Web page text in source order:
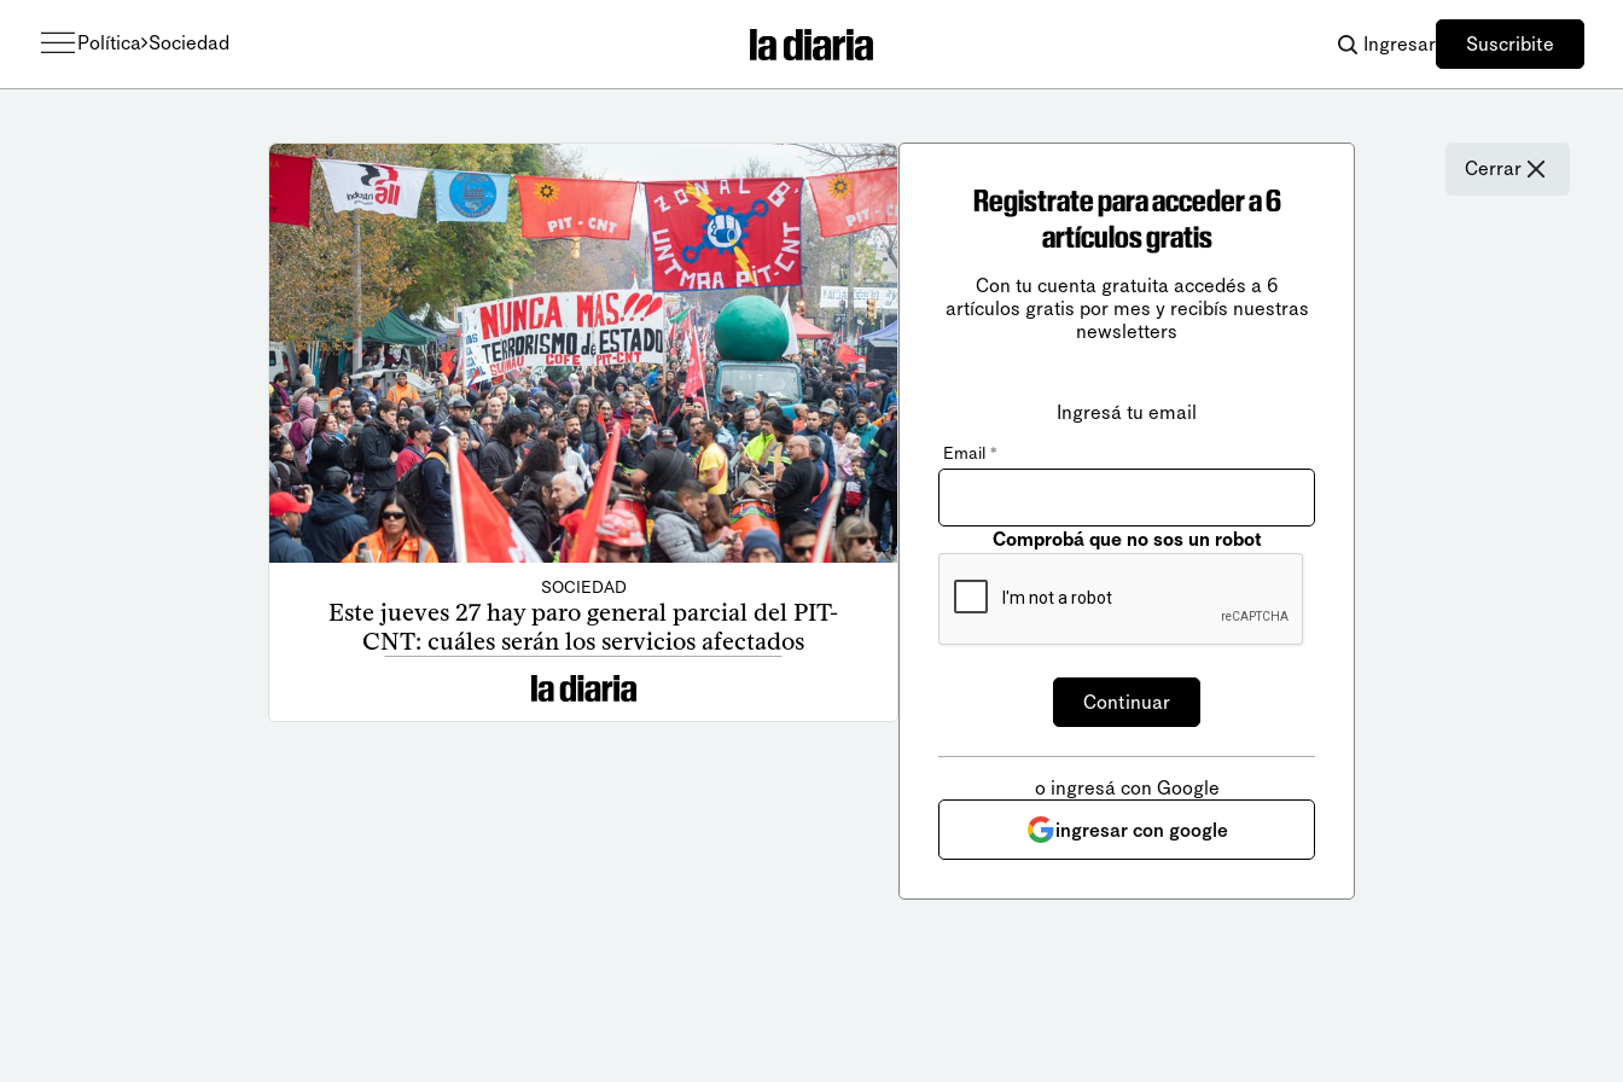
Política Sociedad Ingresar Suscribite
SOCIEDAD
Este jueves 27 hay paro general parcial del PIT-
CNT: cuáles serán los servicios afectados
Cerrar
Registrate para acceder a 6
artículos gratis
Con tu cuenta gratuita accedés a 6
artículos gratis por mes y recibís nuestras
newsletters
Ingresá tu email
Email *
Comprobá que no sos un robot
o ingresá con Google
ingresar con google